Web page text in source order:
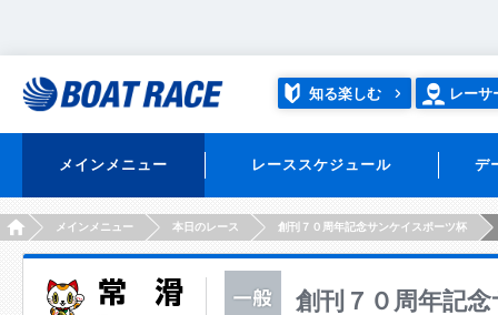
知る楽しむ レーサ
メインメニュー レーススケジュール デ
HOMEメインメニュー 本日のレース 創刊７０周年記念サンケイスポーツ杯
創刊７０周年記